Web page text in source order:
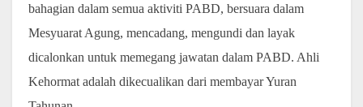
bahagian dalam semua aktiviti PABD, bersuara dalam
Mesyuarat Agung, mencadang, mengundi dan layak
dicalonkan untuk memegang jawatan dalam PABD. Ahli
Kehormat adalah dikecualikan dari membayar Yuran